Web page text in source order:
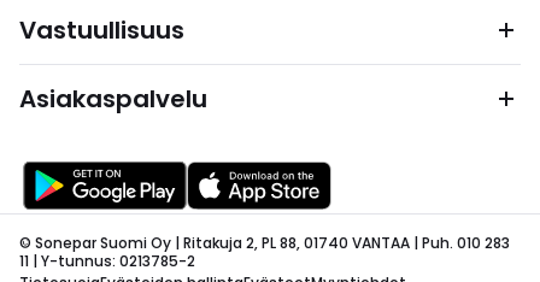
Vastuullisuus
Asiakaspalvelu
© Sonepar Suomi Oy | Ritakuja 2, PL 88, 01740 VANTAA | Puh. 010 283
11 | Y-tunnus: 0213785-2